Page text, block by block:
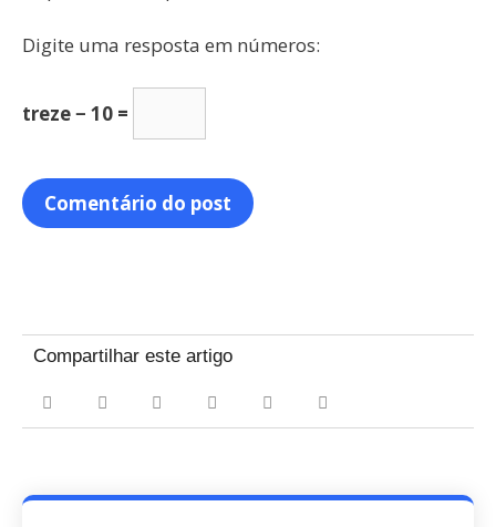
Digite uma resposta em números:
treze − 10 =
Compartilhar este artigo